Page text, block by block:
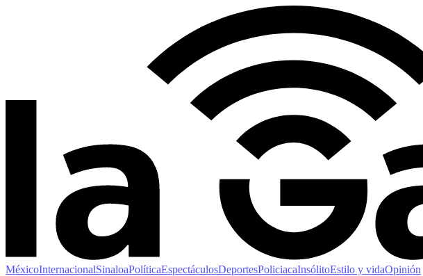
MéxicoInternacionalSinaloaPolíticaEspectáculosDeportesPoliciacaInsólitoEstilo y vidaOpinión